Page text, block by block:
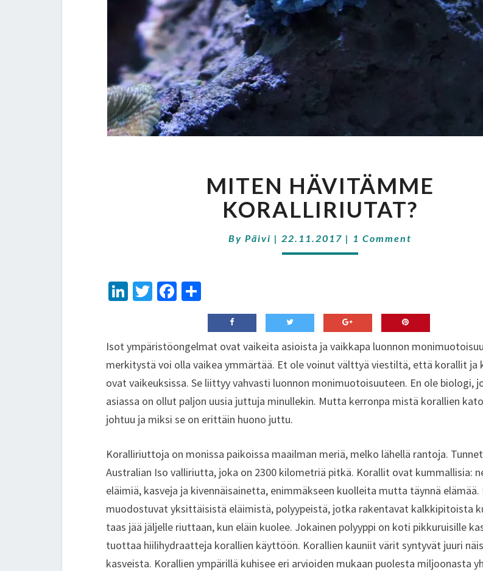
HÄVITÄMME
KORALLIRIUTAT?
MITEN HÄVITÄMME
KORALLIRIUTAT?
ByPäivi |22.11.2017 | Comments
1 Comment
Li
dI
n
T
er
Fa
o
o
k
h
ar
e
Isot ympäristöongelmat ovat vaikeita asioista ja vaikkapa luonnon
merkitystä voi olla vaikea ymmärtää. Et ole voinut välttyä viestiltä, että korallit ja
ovat vaikeuksissa. Se liittyy vahvasti luonnon monimuotoisuuteen. En ole biologi,
asiassa on ollut paljon uusia juttuja minullekin. Mutta kerronpa mistä korallien
johtuu ja miksi se on erittäin huono juttu.
Koralliriuttoja on monissa paikoissa maailman meriä, melko lähellä rantoja.
Australian Iso valliriutta, joka on 2300 kilometriä pitkä. Korallit ovat kummallisia:
eläimiä, kasveja ja kivennäisainetta, enimmäkseen kuolleita mutta täynnä
muodostuvat yksittäisistä eläimistä, polyypeistä, jotka rakentavat kalkkipitoista
taas jää jäljelle riuttaan, kun eläin kuolee. Jokainen polyyppi on koti pikkuruisille
tuottaa hiilihydraatteja korallien käyttöön. Korallien kauniit värit syntyvät juuri
kasveista. Korallien ympärillä kuhisee eri arvioiden mukaan puolesta miljoonasta